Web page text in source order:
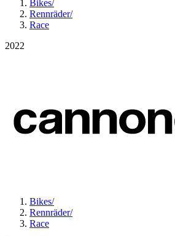
Bikes/
Rennräder/
Race
2022
Bikes/
Rennräder/
Race